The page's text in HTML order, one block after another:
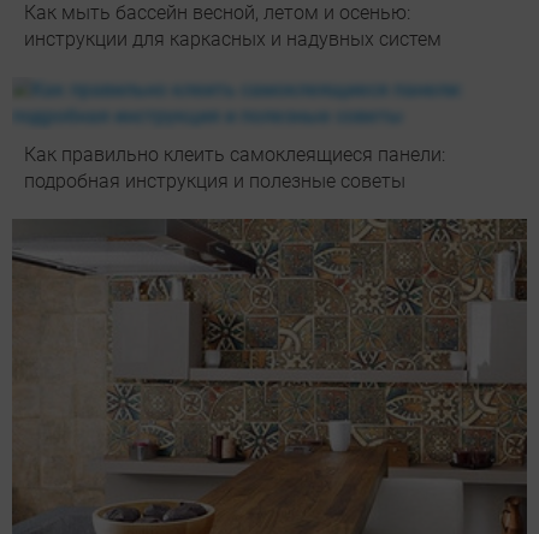
Как мыть бассейн весной, летом и осенью:
инструкции для каркасных и надувных систем
Как правильно клеить самоклеящиеся панели:
подробная инструкция и полезные советы